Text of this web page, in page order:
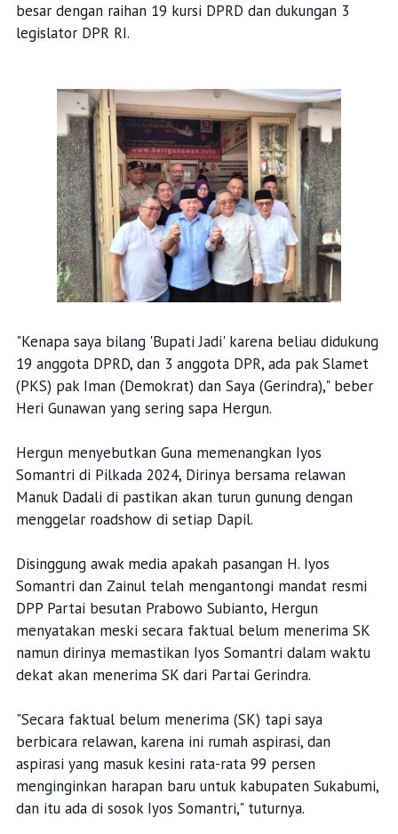
besar dengan raihan 19 kursi DPRD dan dukungan 3
legislator DPR RI.
"Kenapa saya bilang 'Bupati Jadi' karena beliau didukung
19 anggota DPRD, dan 3 anggota DPR, ada pak Slamet
(PKS) pak Iman (Demokrat) dan Saya (Gerindra)," beber
Heri Gunawan yang sering sapa Hergun.
Hergun menyebutkan Guna memenangkan Iyos
Somantri di Pilkada 2024, Dirinya bersama relawan
Manuk Dadali di pastikan akan turun gunung dengan
menggelar roadshow di setiap Dapil.
Disinggung awak media apakah pasangan H. Iyos
Somantri dan Zainul telah mengantongi mandat resmi
DPP Partai besutan Prabowo Subianto, Hergun
menyatakan meski secara faktual belum menerima SK
namun dirinya memastikan Iyos Somantri dalam waktu
dekat akan menerima SK dari Partai Gerindra.
"Secara faktual belum menerima (SK) tapi saya
berbicara relawan, karena ini rumah aspirasi, dan
aspirasi yang masuk kesini rata-rata 99 persen
menginginkan harapan baru untuk kabupaten Sukabumi,
dan itu ada di sosok Iyos Somantri," tuturnya.